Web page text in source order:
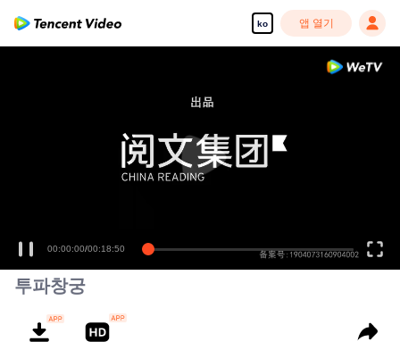
ko 앱 열기
00:00:00/00:18:50
투파창궁